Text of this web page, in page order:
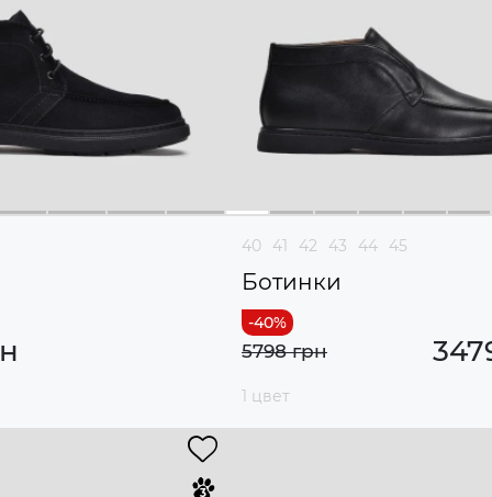
40 41 42 43 44 45
Ботинки
5798 грн
1 цвет